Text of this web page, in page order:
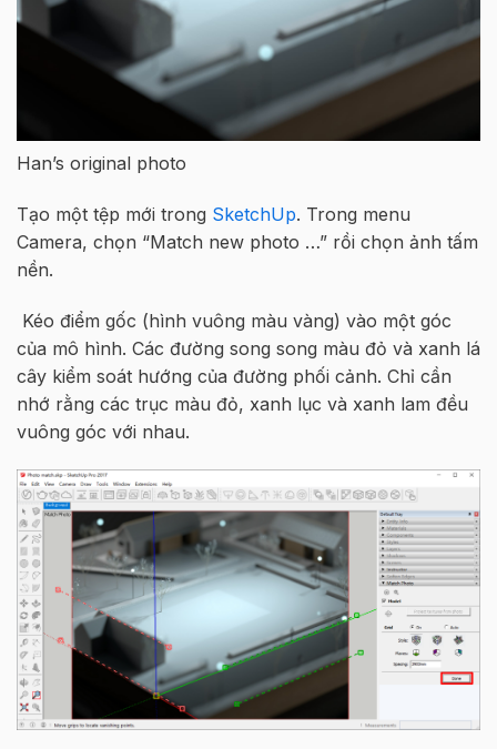
Han’s original photo
Tạo một tệp mới trong SketchUp. Trong menu
Camera, chọn “Match new photo …” rồi chọn ảnh tấm
nền.
Kéo điểm gốc (hình vuông màu vàng) vào một góc
của mô hình. Các đường song song màu đỏ và xanh lá
cây kiểm soát hướng của đường phối cảnh. Chỉ cần
nhớ rằng các trục màu đỏ, xanh lục và xanh lam đều
vuông góc với nhau.